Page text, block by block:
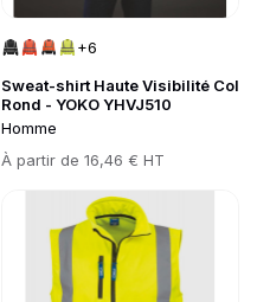
Sweat-shirt Haute Visibilité Col
Rond - YOKO YHVJ510
Homme
Prix
À partir de 16,46 € HT
+6
Go to product page